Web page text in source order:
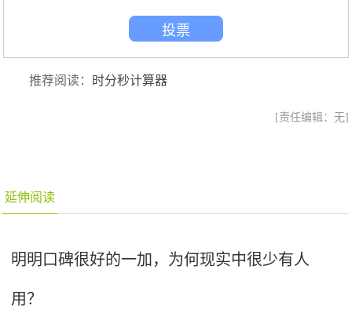
投票
推荐阅读： 时分秒计算器
[责任编辑：无]
延伸阅读
明明口碑很好的一加，为何现实中很少有人
用？